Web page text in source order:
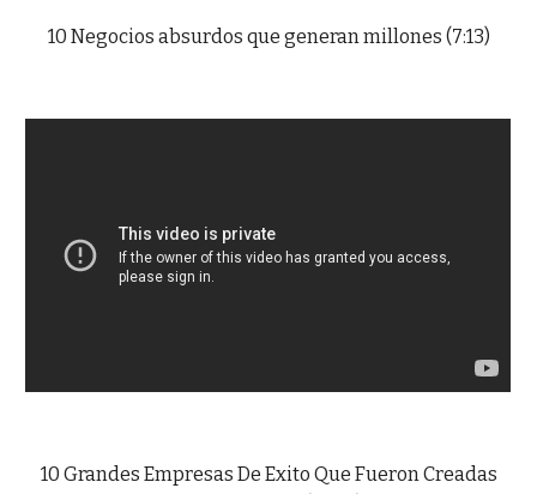
10 Negocios absurdos que generan millones (7:13)
10 Grandes Empresas De Exito Que Fueron Creadas